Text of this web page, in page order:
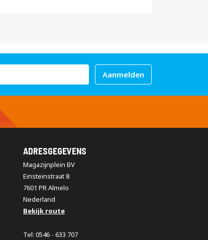
Aanmelden
ADRESGEGEVENS
Magazijnplein BV
Einsteinstraat 8
7601 PR Almelo
Nederland
Bekijk route
Tel: 0546 - 633 707